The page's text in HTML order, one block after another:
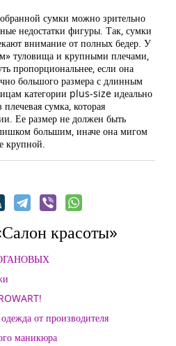
сумки можно зрительно
недостатки фигуры. Так, сумки
внимание от полных бедер. У
туловища и крупными плечами,
пропорциональнее, если она
большого размера с длинным
категории plus-size идеально
сумка, которая
Ее размер не должен быть
большим, иначе она мигом
крупной.
красоты»
от производителя
маникюра